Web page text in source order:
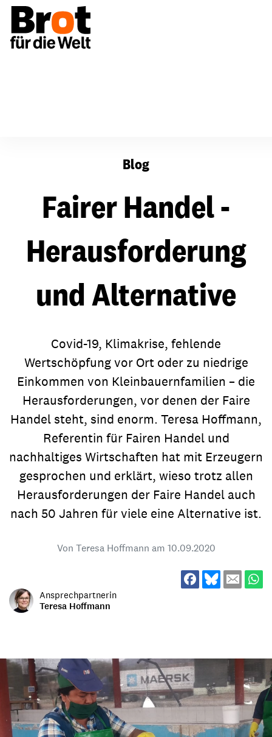
Blog
Fairer Handel -
Herausforderung
und Alternative
Covid-19, Klimakrise, fehlende
Wertschöpfung vor Ort oder zu niedrige
Einkommen von Kleinbauernfamilien – die
Herausforderungen, vor denen der Faire
Handel steht, sind enorm. Teresa Hoffmann,
Referentin für Fairen Handel und
nachhaltiges Wirtschaften hat mit Erzeugern
gesprochen und erklärt, wieso trotz allen
Herausforderungen der Faire Handel auch
nach 50 Jahren für viele eine Alternative ist.
Von Teresa Hoffmann am 10.09.2020
Ansprechpartnerin
Teresa Hoffmann